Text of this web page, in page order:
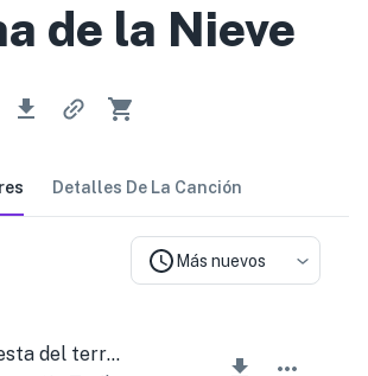
de la Nieve
Detalles De La Canción
Más nuevos
Fiesta del terror